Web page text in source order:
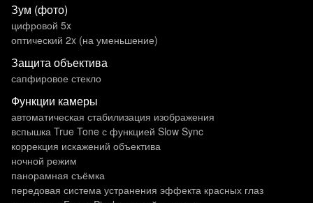
Зум (фото)
цифровой 5x
оптический 2x (на уменьшение)
Защита объектива
сапфировое стекло
Функции камеры
автоматическая стабилизация изображения
вспышка True Tone с функцией Slow Sync
коррекция искажений объектива
ночной режим
панорамная съёмка
передовая система устранения эффекта красных глаз